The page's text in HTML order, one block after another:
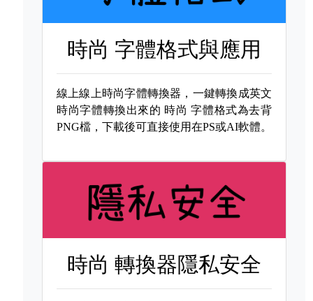
時尚 字體格式與應用
線上線上時尚字體轉換器，一鍵轉換成英文
時尚字體轉換出來的 時尚 字體格式為去背
PNG檔，下載後可直接使用在PS或AI軟體。
時尚 轉換器隱私安全